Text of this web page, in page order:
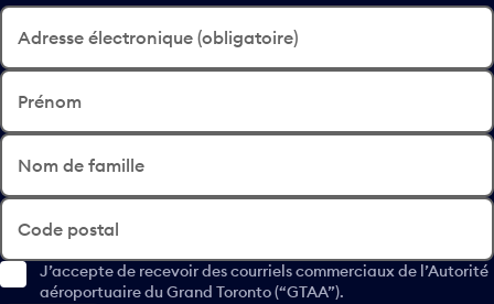
Adresse électronique (obligatoire)
Prénom
Nom de famille
Code postal
J’accepte de recevoir des courriels commerciaux de l’Autorité
aéroportuaire du Grand Toronto (“GTAA”).